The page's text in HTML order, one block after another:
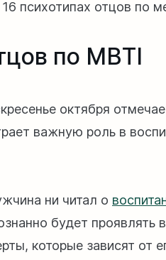
психотипах отцов по
по MBTI
октября
важную роль в
ни читал о
будет проявлять
которые зависят от